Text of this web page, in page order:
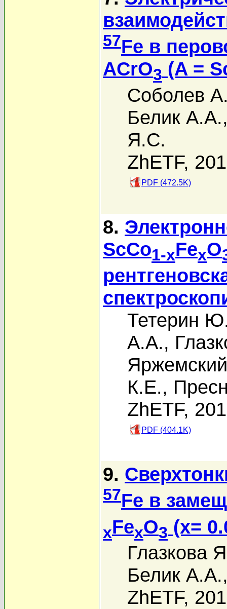
57Fe в
ACrO3 (A =
Соболев
Белик А.А.
Я.С.
ZhETF,
PDF (472.5K)
8.
ScCo1-xFexO
Тетерин
А.А.,
К.Е.,
ZhETF,
PDF (404.1K)
9.
57Fe в
xFexO3 (x=
Глазкова
Белик А.А.
ZhETF,